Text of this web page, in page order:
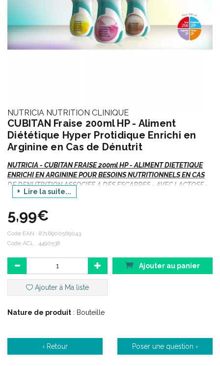
NUTRICIA NUTRITION CLINIQUE
CUBITAN Fraise 200ml HP - Aliment
Diététique Hyper Protidique Enrichi en
Arginine en Cas de Dénutrit
NUTRICIA - CUBITAN FRAISE 200ml HP - ALIMENT DIETETIQUE
ENRICHI EN ARGININE POUR BESOINS NUTRITIONNELS EN CAS
DE DENUTRITION ASSOCIEE A DES ESCARRES - AVEC LACTOSE -
4x Bouteille/200ml
Autres arômes disponibles :
Chocolat.
Indications :
Nutrition orale à utiliser sous contrôle médical.
Adulte, enfant à partir de 3 ans.
Lire la suite...
5,99€
Code EAN : 8716900569043
Code ACL : 4490538
Ajouter au panier
Ajouter à Ma liste
Nature de produit : Bouteille
‹ Retour Poser une question ›